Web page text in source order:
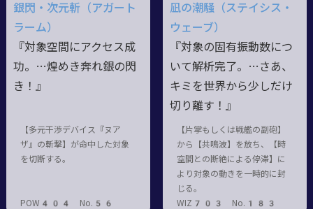
銀閃・次元斬（アガート
ラーム）
『対象空間にアクセス成
功。…煌めき奔れ銀の閃
き！』
【多元干渉デバイス『ヌア
ザ』の斬撃】が命中した対象
を切断する。
POW404 No.56
凪の潮騒（ステイシス・
ウェーブ）
『対象の固有振動数につ
いて解析完了。…さあ、
キミを世界から少しだけ
切り離す！』
【片掌もしくは戦艦の副砲】
から【共鳴波】を放ち、【時
空間との断絶による停滞】に
より対象の動きを一時的に封
じる。
WIZ703 No.183